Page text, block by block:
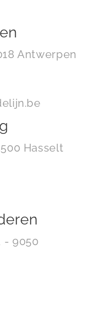
Antwerpen
Hasselt
- 9050